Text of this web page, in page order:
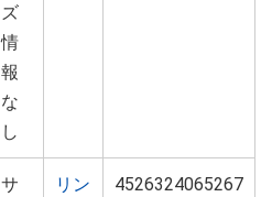
ズ
情
報
な
し
サ
リン
4526324065267